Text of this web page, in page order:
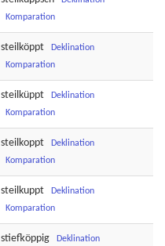
Komparation
steilköppt
Deklination
Komparation
steilküppt
Deklination
Komparation
steilkoppt
Deklination
Komparation
steilkuppt
Deklination
Komparation
stiefköppig
Deklination